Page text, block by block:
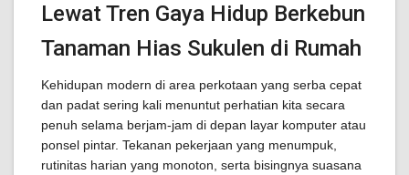
Lewat Tren Gaya Hidup Berkebun
Tanaman Hias Sukulen di Rumah
Kehidupan modern di area perkotaan yang serba cepat
dan padat sering kali menuntut perhatian kita secara
penuh selama berjam-jam di depan layar komputer atau
ponsel pintar. Tekanan pekerjaan yang menumpuk,
rutinitas harian yang monoton, serta bisingnya suasana